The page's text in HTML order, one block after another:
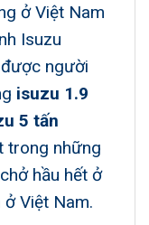
ở Việt Nam
Isuzu
người
isuzu 1.9
5 tấn
trong những
hầu hết ở
Việt Nam.